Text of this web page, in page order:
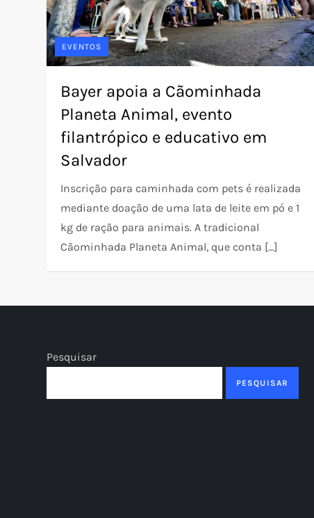
EVENTOS
Bayer apoia a Cãominhada
Planeta Animal, evento
filantrópico e educativo em
Salvador
Inscrição para caminhada com pets é realizada
mediante doação de uma lata de leite em pó e 1
kg de ração para animais. A tradicional
Cãominhada Planeta Animal, que conta […]
Pesquisar
PESQUISAR